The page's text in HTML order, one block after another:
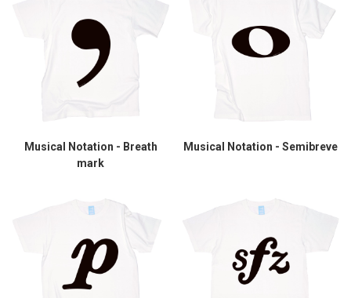
Musical Notation - Breath
mark
Musical Notation - Semibreve